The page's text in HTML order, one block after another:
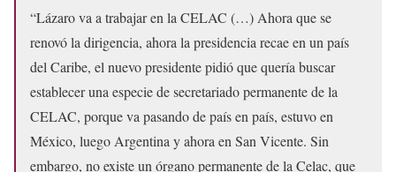
“Lázaro va a trabajar en la CELAC (…) Ahora que se
renovó la dirigencia, ahora la presidencia recae en un país
del Caribe, el nuevo presidente pidió que quería buscar
establecer una especie de secretariado permanente de la
CELAC, porque va pasando de país en país, estuvo en
México, luego Argentina y ahora en San Vicente. Sin
embargo, no existe un órgano permanente de la Celac, que